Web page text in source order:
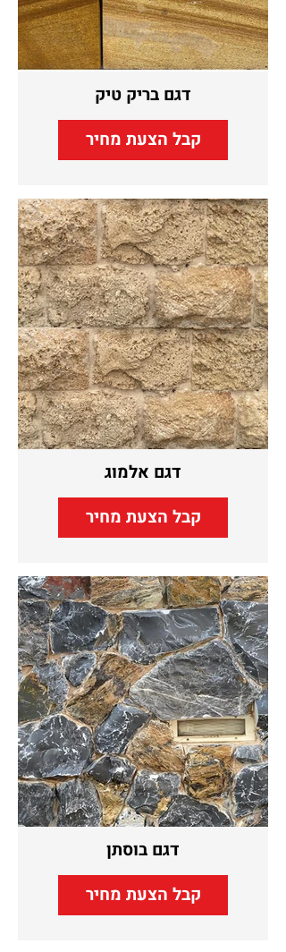
דגם בריק טיק
קבל הצעת מחיר
דגם אלמוג
קבל הצעת מחיר
דגם בוסתן
קבל הצעת מחיר